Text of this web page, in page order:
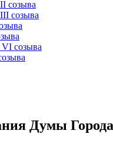
созыва
созыва
созыва
Думы